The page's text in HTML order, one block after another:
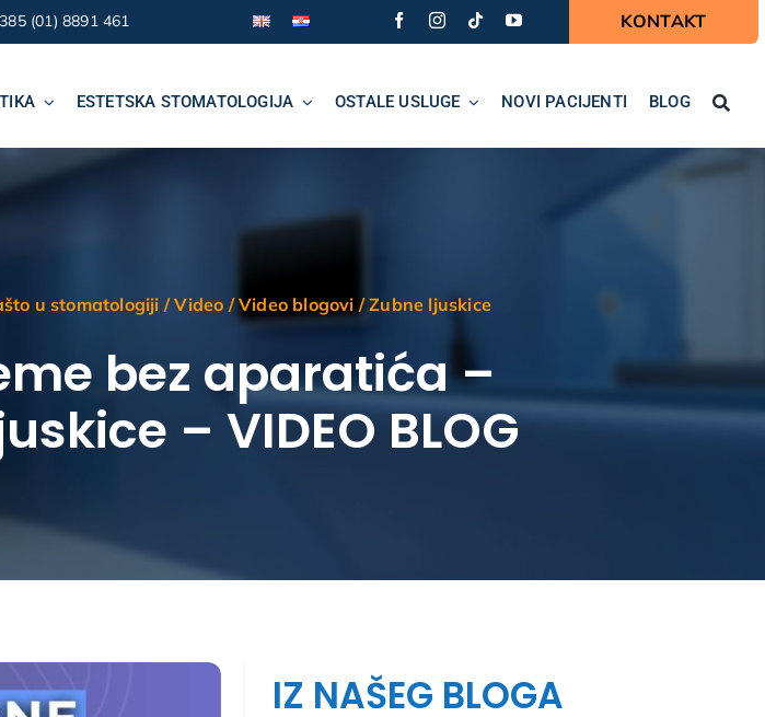
(01) 8891 461 KONTAKT
ESTETSKA STOMATOLOGIJA OSTALE USLUGE NOVI PACIJENTI BLOG
u stomatologiji /Video /Video blogovi /Zubne ljuskice
bez aparatića –
– VIDEO BLOG
IZ NAŠEG BLOGA